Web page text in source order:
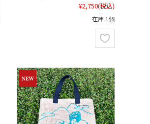
¥2,750(税込)
在庫 1個